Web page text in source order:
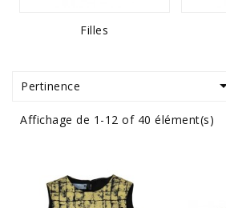
Filles
Pertinence
Affichage de 1-12 of 40 élément(s)